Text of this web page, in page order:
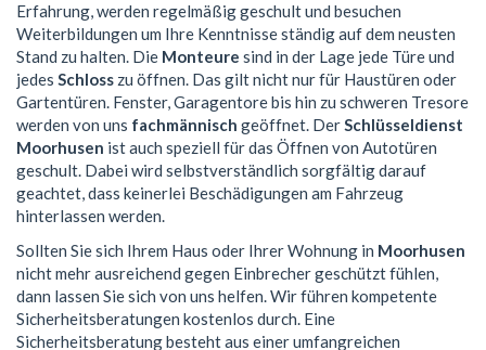
Erfahrung, werden regelmäßig geschult und besuchen
Weiterbildungen um Ihre Kenntnisse ständig auf dem neusten
Stand zu halten. Die Monteure sind in der Lage jede Türe und
jedes Schloss zu öffnen. Das gilt nicht nur für Haustüren oder
Gartentüren. Fenster, Garagentore bis hin zu schweren Tresore
werden von uns fachmännisch geöffnet. DerSchlüsseldienst
Moorhusen ist auch speziell für das Öffnen von Autotüren
geschult. Dabei wird selbstverständlich sorgfältig darauf
geachtet, dass keinerlei Beschädigungen am Fahrzeug
hinterlassen werden.
Sollten Sie sich Ihrem Haus oder Ihrer Wohnung in Moorhusen
nicht mehr ausreichend gegen Einbrecher geschützt fühlen,
dann lassen Sie sich von uns helfen. Wir führen kompetente
Sicherheitsberatungen kostenlos durch. Eine
Sicherheitsberatung besteht aus einer umfangreichen